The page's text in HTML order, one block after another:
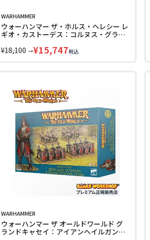
WARHAMMER
ウォーハンマー ザ・ホルス・ヘレシー レ
ギオ・カストーデス：コルヌス・グラヴ
Heresy 31-166 LINECPN
¥18,100 →¥15,747税込
WARHAMMER
ウォーハンマー ザ オールドワールド グ
ランドキャセイ：アイアンヘイルガンナ